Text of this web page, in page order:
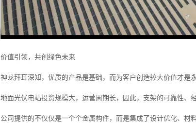
价值引领，共创绿色未来
神龙拜耳深知，优质的产品是基础，而为客户创造较大价值才是
地面光伏电站投资规模大，运营周期长，因此，支架的可靠性、
公司提供的不仅仅是一个个金属构件，而是集成了设计优化、材